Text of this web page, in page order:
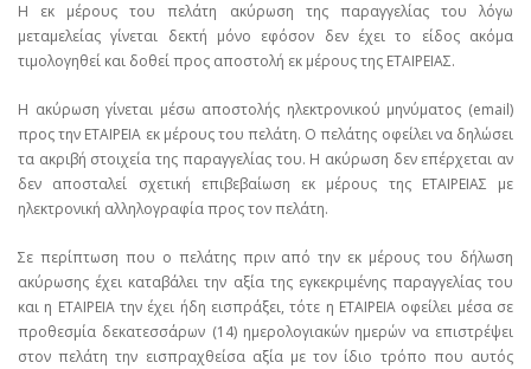
Η εκ μέρους του πελάτη ακύρωση της παραγγελίας του λόγω
μεταμελείας γίνεται δεκτή μόνο εφόσον δεν έχει το είδος ακόμα
τιμολογηθεί και δοθεί προς αποστολή εκ μέρους της ΕΤΑΙΡΕΙΑΣ.
Η ακύρωση γίνεται μέσω αποστολής ηλεκτρονικού μηνύματος (email)
προς την ΕΤΑΙΡΕΙΑ εκ μέρους του πελάτη. Ο πελάτης οφείλει να δηλώσει
τα ακριβή στοιχεία της παραγγελίας του. Η ακύρωση δεν επέρχεται αν
δεν αποσταλεί σχετική επιβεβαίωση εκ μέρους της ΕΤΑΙΡΕΙΑΣ με
ηλεκτρονική αλληλογραφία προς τον πελάτη.
Σε περίπτωση που ο πελάτης πριν από την εκ μέρους του δήλωση
ακύρωσης έχει καταβάλει την αξία της εγκεκριμένης παραγγελίας του
και η ΕΤΑΙΡΕΙΑ την έχει ήδη εισπράξει, τότε η ΕΤΑΙΡΕΙΑ οφείλει μέσα σε
προθεσμία δεκατεσσάρων (14) ημερολογιακών ημερών να επιστρέψει
στον πελάτη την εισπραχθείσα αξία με τον ίδιο τρόπο που αυτός